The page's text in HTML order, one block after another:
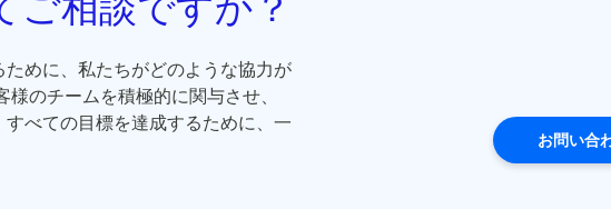
めに、私たちがどのような協力が
のチームを積極的に関与させ、
べての目標を達成するために、一
お問い合